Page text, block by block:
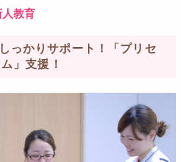
教育
っかりサポート！「プリセ
」支援！